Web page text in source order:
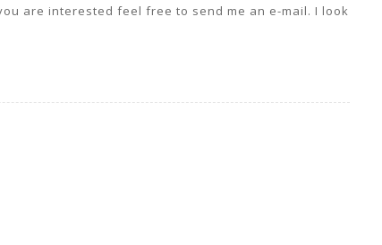
are interested feel free to send me an e-mail. I look